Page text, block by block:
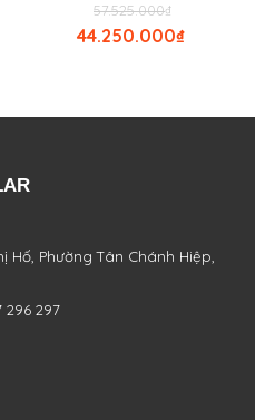
₫
57.525.000
₫
44.250.000
Hố, PhườngTân Chánh Hiệp,
296 297